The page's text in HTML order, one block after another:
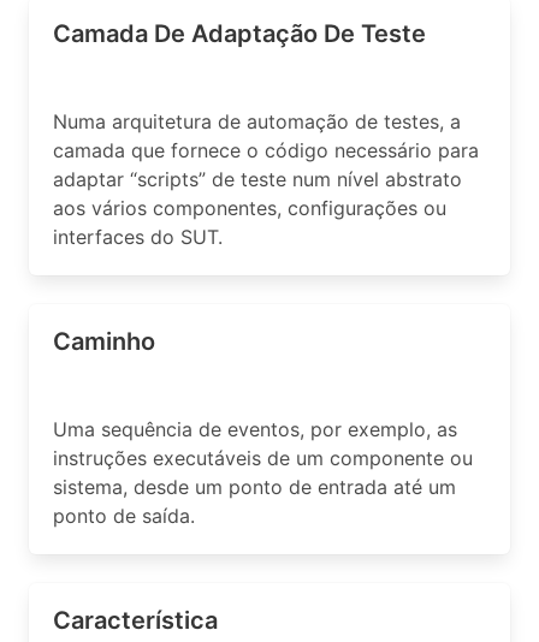
Camada De Adaptação De Teste
Numa arquitetura de automação de testes, a
camada que fornece o código necessário para
adaptar “scripts” de teste num nível abstrato
aos vários componentes, configurações ou
interfaces do SUT.
Caminho
Uma sequência de eventos, por exemplo, as
instruções executáveis de um componente ou
sistema, desde um ponto de entrada até um
ponto de saída.
Característica